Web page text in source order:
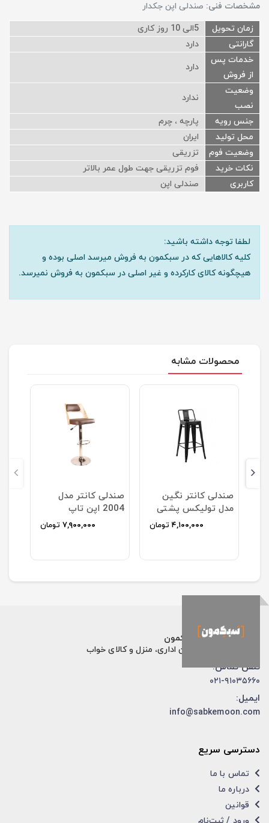
مشخصات فنی: صندلی اپن جکدار
زمان تحویل
5الی 10 روز کاری
گارانتی
دارد
خدمات پس
از فروش
دارد
وضعیت
نصب
ندارد
جنس رویه
پارچه ، چرم
محل تولید
ایران
وضعیت فوم
تزریقی
نکات خرید
فوم تزریقی جهت طول عمر بالاتر
کاربری
صندلی اپن
لطفا توجه داشته باشید:
کلیه کالاهایی که در سبکمون به فروش میرسد اصلی بوده و
هیچگونه کالای کارکرده و غیر اصلی در سبکمون به فروش نمیرسد.
محصولات مشابه
صندلی کانتر مدل
2004 اپن تاپ
۷,۹۰۰,۰۰۰ تومان
صندلی کانتر نگین
مدل تولیکس پشتی
دار ارتفاع 76۴,۱۰۰,۰۰۰ تومان
فروشگاه اینترنتی سبکمون
فروش تخصصی مبلمان اداری، منزل و کالای خواب
تلفن تماس:
۰۲۱-۹۱۰۳۵۶۶۰
ایمیل:
info@sabkemoon.com
دسترسی سریع
تماس با ما
درباره ما
قوانین
ورود / ثبت‌نام